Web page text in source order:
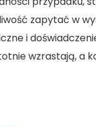
zapytać w
i
wzrastają, a